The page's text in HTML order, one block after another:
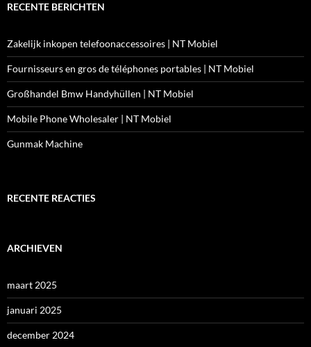
RECENTE BERICHTEN
Zakelijk inkopen telefoonaccessoires | NT Mobiel
Fournisseurs en gros de téléphones portables | NT Mobiel
Großhandel Bmw Handyhüllen | NT Mobiel
Mobile Phone Wholesaler | NT Mobiel
Gunmak Machine
RECENTE REACTIES
ARCHIEVEN
maart 2025
januari 2025
december 2024